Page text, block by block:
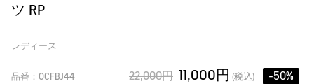
ツ RP
レディース
品番：OCFBJ44 22,000円 11,000円 (税込) -50%